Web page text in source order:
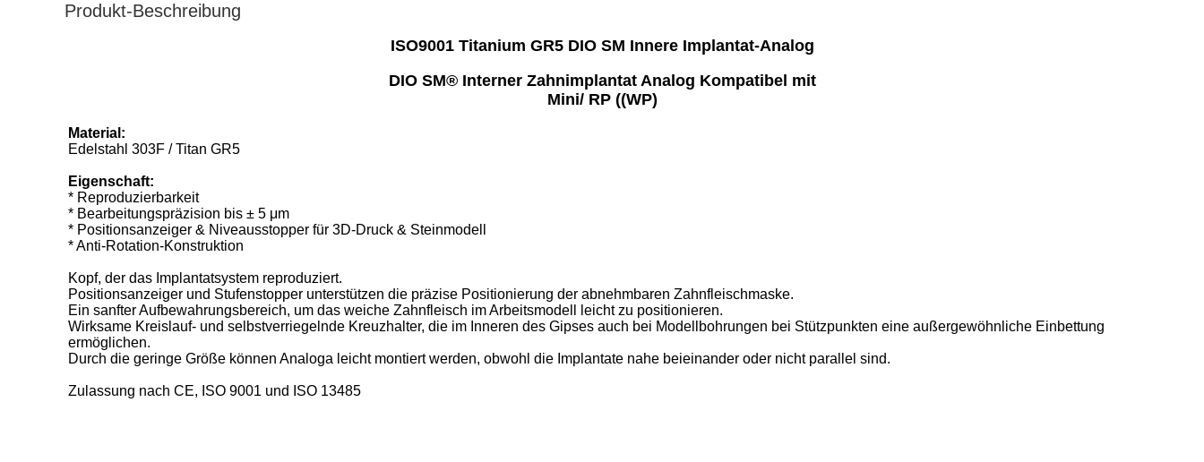
Produkt-Beschreibung
ISO9001 Titanium GR5 DIO SM Innere Implantat-Analog
DIO SM® Interner Zahnimplantat Analog Kompatibel mit
Mini/ RP ((WP)
Material:
Edelstahl 303F / Titan GR5
Eigenschaft:
* Reproduzierbarkeit
* Bearbeitungspräzision bis ± 5 μm
* Positionsanzeiger & Niveausstopper für 3D-Druck & Steinmodell
* Anti-Rotation-Konstruktion
Kopf, der das Implantatsystem reproduziert.
Positionsanzeiger und Stufenstopper unterstützen die präzise Positionierung der abnehmbaren Zahnfleischmaske.
Ein sanfter Aufbewahrungsbereich, um das weiche Zahnfleisch im Arbeitsmodell leicht zu positionieren.
Wirksame Kreislauf- und selbstverriegelnde Kreuzhalter, die im Inneren des Gipses auch bei Modellbohrungen bei Stützpunkten eine außergewöhnliche Einbettung
ermöglichen.
Durch die geringe Größe können Analoga leicht montiert werden, obwohl die Implantate nahe beieinander oder nicht parallel sind.
Zulassung nach CE, ISO 9001 und ISO 13485